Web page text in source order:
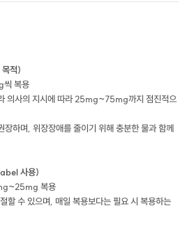
적)
씩 복용
의사의 지시에 따라 25mg~75mg까지 점진적으
하며, 위장장애를 줄이기 위해 충분한 물과 함께
사용)
복용
할 수 있으며, 매일 복용보다는 필요 시 복용하는